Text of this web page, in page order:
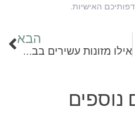
האישיות.
הבא
אילו מזונות עשירים בברזל ואיך לשפר את הספיגה שלו בגוף?
נוספים